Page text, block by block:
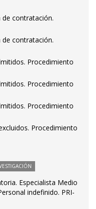
contratación.
contratación.
Procedimiento
Procedimiento
Procedimiento
Procedimiento
Especialista Medio
indefinido. PRI-